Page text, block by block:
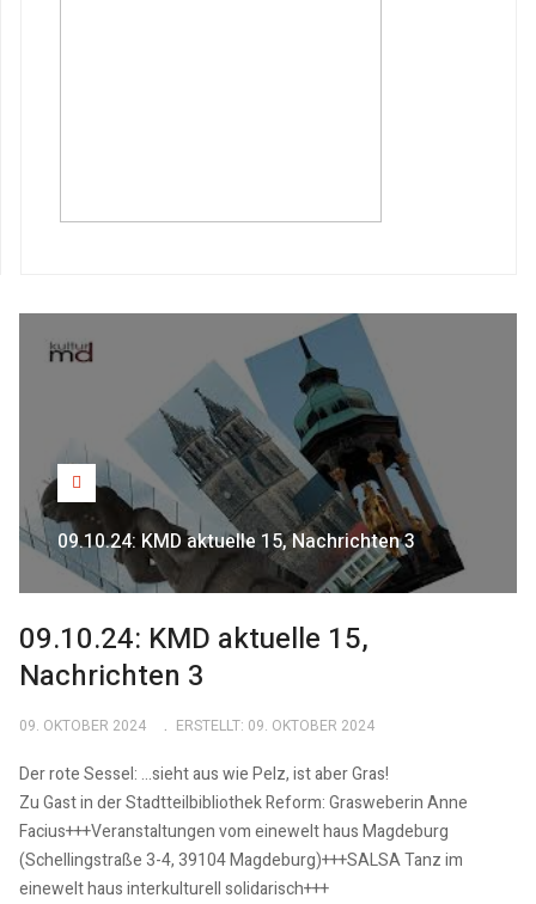
09.10.24: KMD aktuelle 15, Nachrichten 3
09.10.24: KMD aktuelle 15,
Nachrichten 3
09. OKTOBER 2024 ERSTELLT: 09. OKTOBER 2024
Der rote Sessel: ...sieht aus wie Pelz, ist aber Gras!
Zu Gast in der Stadtteilbibliothek Reform: Grasweberin Anne
Facius+++Veranstaltungen vom einewelt haus Magdeburg
(Schellingstraße 3-4, 39104 Magdeburg)+++SALSA Tanz im
einewelt haus interkulturell solidarisch+++